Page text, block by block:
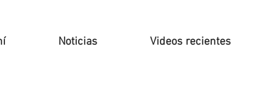
Noticias Videos recientes